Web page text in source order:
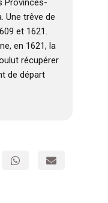
Provinces-
Une trêve de
et 1621.
en 1621, la
récupérer
de départ